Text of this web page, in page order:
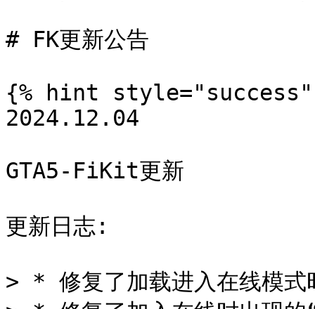
# FK更新公告
{% hint style="success"
2024.12.04
GTA5-FiKit更新
更新日志:
> * 修复了加载进入在线模式